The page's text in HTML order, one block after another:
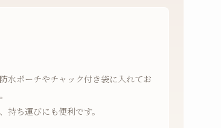
水ポーチやチャック付き袋に入れてお
持ち運びにも便利です。